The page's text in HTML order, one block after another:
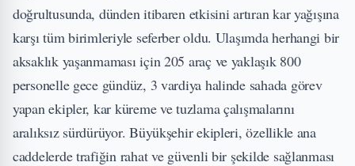
doğrultusunda, dünden itibaren etkisini artıran kar yağışına
karşı tüm birimleriyle seferber oldu. Ulaşımda herhangi bir
aksaklık yaşanmaması için 205 araç ve yaklaşık 800
personelle gece gündüz, 3 vardiya halinde sahada görev
yapan ekipler, kar küreme ve tuzlama çalışmalarını
aralıksız sürdürüyor. Büyükşehir ekipleri, özellikle ana
caddelerde trafiğin rahat ve güvenli bir şekilde sağlanması